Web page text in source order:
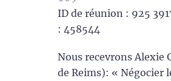
ID de réunion : 925
: 458544
Nous recevrons Alexie
de Reims): « Négocier